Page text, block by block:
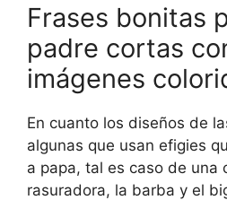
Frases bonitas
padre cortas
imágenes
En cuanto los diseños de
algunas que usan efigies
a papa, tal es caso de una
rasuradora, la barba y el